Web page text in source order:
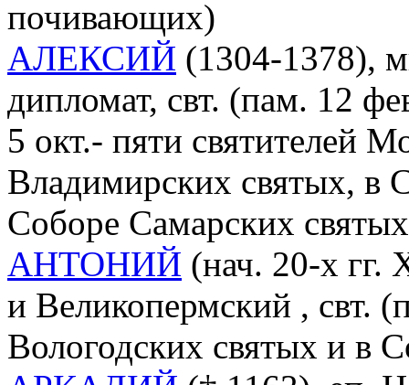
почивающих)
АЛЕКСИЙ (1304-1378),
дипломат, свт. (пам. 12
5 окт.- пяти святителей
Владимирских святых, в
Соборе Самарских
АНТОНИЙ (нач. 20-х гг.
и Великопермский , свт.
Вологодских святых и в